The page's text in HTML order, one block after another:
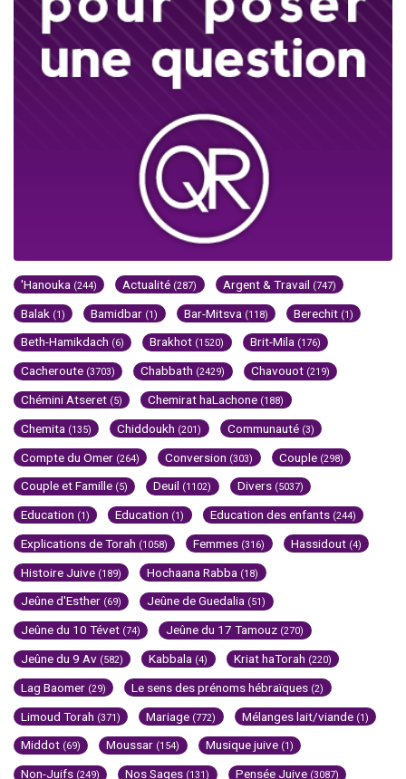
'Hanouka (244) Actualité (287) Argent & Travail (747)
Balak (1) Bamidbar (1) Bar-Mitsva (118) Berechit (1)
Beth-Hamikdach (6) Brakhot (1520) Brit-Mila (176)
Cacheroute (3703) Chabbath (2429) Chavouot (219)
Chémini Atseret (5) Chemirat haLachone (188)
Chemita (135) Chiddoukh (201) Communauté (3)
Compte du Omer (264) Conversion (303) Couple (298)
Couple et Famille (5) Deuil (1102) Divers (5037)
Education (1) Education (1) Education des enfants (244)
Explications de Torah (1058) Femmes (316) Hassidout (4)
Histoire Juive (189) Hochaana Rabba (18)
Jeûne d'Esther (69) Jeûne de Guedalia (51)
Jeûne du 10 Tévet (74) Jeûne du 17 Tamouz (270)
Jeûne du 9 Av (582) Kabbala (4) Kriat haTorah (220)
Lag Baomer (29) Le sens des prénoms hébraïques (2)
Limoud Torah (371) Mariage (772) Mélanges lait/viande (1)
Middot (69) Moussar (154) Musique juive (1)
Non-Juifs (249) Nos Sages (131) Pensée Juive (3087)